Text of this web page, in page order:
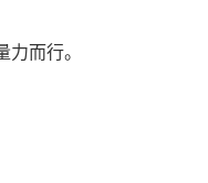
而行。